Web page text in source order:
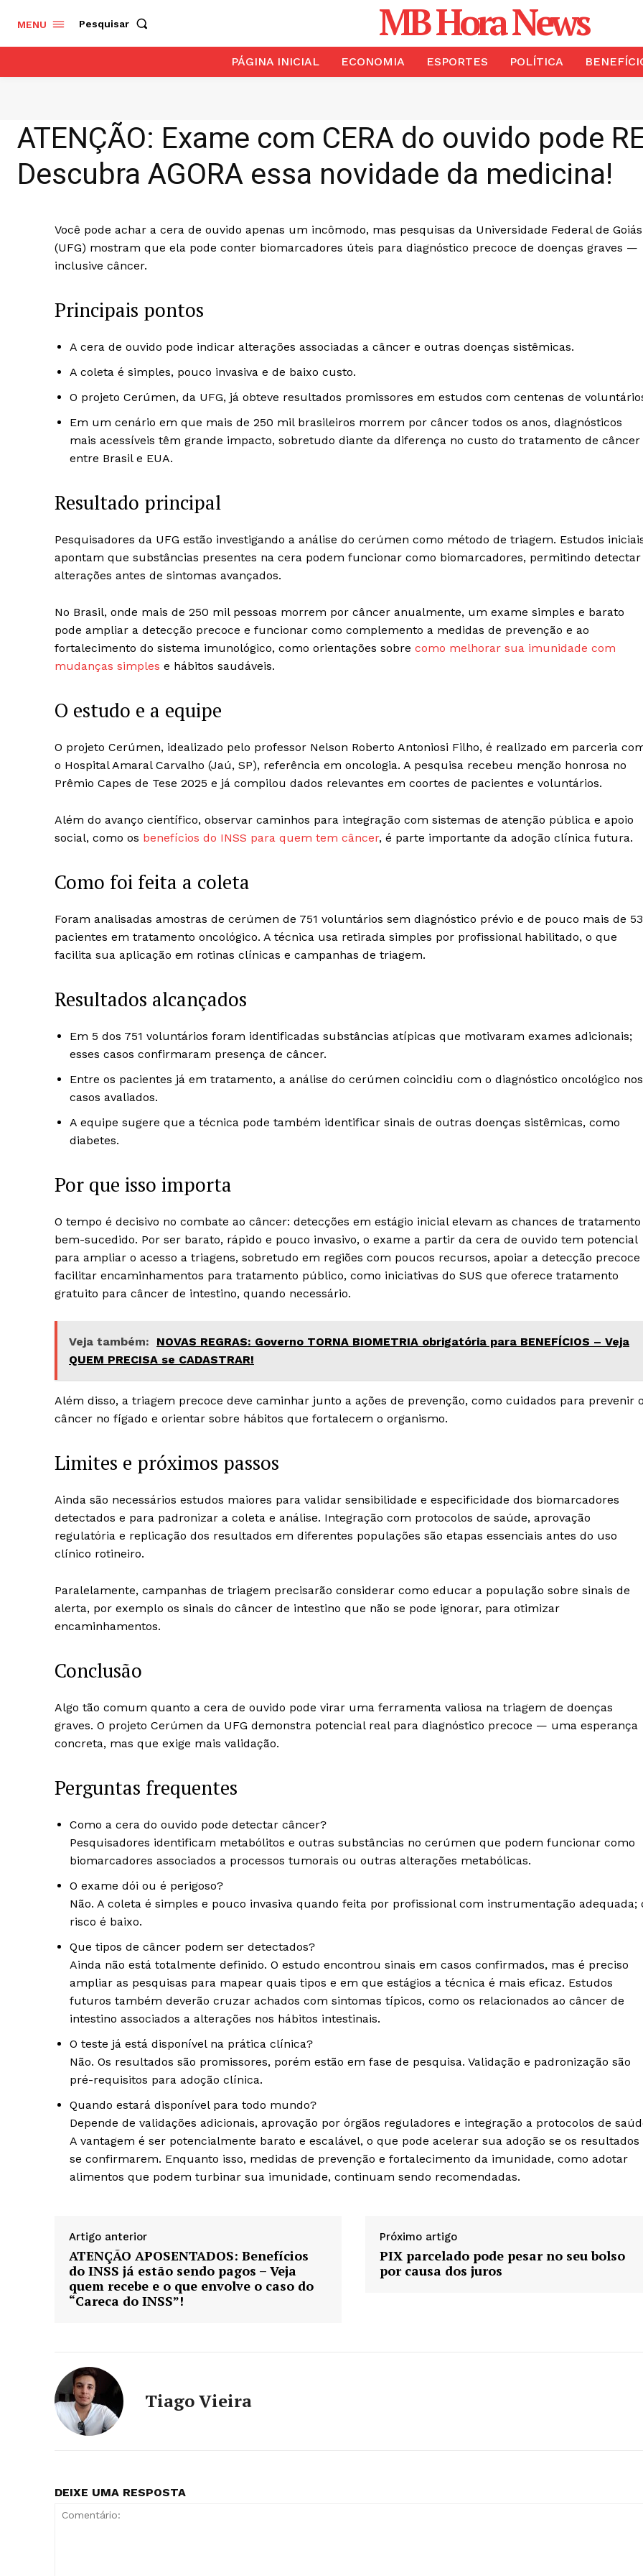
MENU Pesquisar MB Hora News
PÁGINA INICIAL ECONOMIA ESPORTES POLÍTICA
ATENÇÃO: Exame com CERA do ouvido pode
Descubra AGORA essa novidade da medicina!
Você pode achar a cera de ouvido apenas um incômodo, mas pesquisas da Universidade Federal de Goiás
(UFG) mostram que ela pode conter biomarcadores úteis para diagnóstico precoce de doenças graves —
inclusive câncer.
Principais pontos
A cera de ouvido pode indicar alterações associadas a câncer e outras doenças sistêmicas.
A coleta é simples, pouco invasiva e de baixo custo.
O projeto Cerúmen, da UFG, já obteve resultados promissores em estudos com centenas de
Em um cenário em que mais de 250 mil brasileiros morrem por câncer todos os anos, diagnósticos
mais acessíveis têm grande impacto, sobretudo diante da diferença no custo do tratamento de câncer
entre Brasil e EUA.
Resultado principal
Pesquisadores da UFG estão investigando a análise do cerúmen como método de triagem. Estudos
apontam que substâncias presentes na cera podem funcionar como biomarcadores, permitindo detectar
alterações antes de sintomas avançados.
No Brasil, onde mais de 250 mil pessoas morrem por câncer anualmente, um exame simples e barato
pode ampliar a detecção precoce e funcionar como complemento a medidas de prevenção e ao
fortalecimento do sistema imunológico, como orientações sobre como melhorar sua imunidade com
mudanças simples e hábitos saudáveis.
O estudo e a equipe
O projeto Cerúmen, idealizado pelo professor Nelson Roberto Antoniosi Filho, é realizado em parceria
o Hospital Amaral Carvalho (Jaú, SP), referência em oncologia. A pesquisa recebeu menção honrosa no
Prêmio Capes de Tese 2025 e já compilou dados relevantes em coortes de pacientes e voluntários.
Além do avanço científico, observar caminhos para integração com sistemas de atenção pública e apoio
social, como os benefícios do INSS para quem tem câncer, é parte importante da adoção clínica futura.
Como foi feita a coleta
Foram analisadas amostras de cerúmen de 751 voluntários sem diagnóstico prévio e de pouco mais de
pacientes em tratamento oncológico. A técnica usa retirada simples por profissional habilitado, o que
facilita sua aplicação em rotinas clínicas e campanhas de triagem.
Resultados alcançados
Em 5 dos 751 voluntários foram identificadas substâncias atípicas que motivaram exames adicionais;
esses casos confirmaram presença de câncer.
Entre os pacientes já em tratamento, a análise do cerúmen coincidiu com o diagnóstico oncológico nos
casos avaliados.
A equipe sugere que a técnica pode também identificar sinais de outras doenças sistêmicas, como
diabetes.
Por que isso importa
O tempo é decisivo no combate ao câncer: detecções em estágio inicial elevam as chances de tratamento
bem-sucedido. Por ser barato, rápido e pouco invasivo, o exame a partir da cera de ouvido tem potencial
para ampliar o acesso a triagens, sobretudo em regiões com poucos recursos, apoiar a detecção precoce
facilitar encaminhamentos para tratamento público, como iniciativas do SUS que oferece tratamento
gratuito para câncer de intestino, quando necessário.
Veja também:
NOVAS REGRAS: Governo TORNA BIOMETRIA obrigatória para BENEFÍCIOS – Veja
QUEM PRECISA se CADASTRAR!
Além disso, a triagem precoce deve caminhar junto a ações de prevenção, como cuidados para prevenir
câncer no fígado e orientar sobre hábitos que fortalecem o organismo.
Limites e próximos passos
Ainda são necessários estudos maiores para validar sensibilidade e especificidade dos biomarcadores
detectados e para padronizar a coleta e análise. Integração com protocolos de saúde, aprovação
regulatória e replicação dos resultados em diferentes populações são etapas essenciais antes do uso
clínico rotineiro.
Paralelamente, campanhas de triagem precisarão considerar como educar a população sobre sinais de
alerta, por exemplo os sinais do câncer de intestino que não se pode ignorar, para otimizar
encaminhamentos.
Conclusão
Algo tão comum quanto a cera de ouvido pode virar uma ferramenta valiosa na triagem de doenças
graves. O projeto Cerúmen da UFG demonstra potencial real para diagnóstico precoce — uma esperança
concreta, mas que exige mais validação.
Perguntas frequentes
Como a cera do ouvido pode detectar câncer?
Pesquisadores identificam metabólitos e outras substâncias no cerúmen que podem funcionar como
biomarcadores associados a processos tumorais ou outras alterações metabólicas.
O exame dói ou é perigoso?
Não. A coleta é simples e pouco invasiva quando feita por profissional com instrumentação adequada;
risco é baixo.
Que tipos de câncer podem ser detectados?
Ainda não está totalmente definido. O estudo encontrou sinais em casos confirmados, mas é preciso
ampliar as pesquisas para mapear quais tipos e em que estágios a técnica é mais eficaz. Estudos
futuros também deverão cruzar achados com sintomas típicos, como os relacionados ao câncer de
intestino associados a alterações nos hábitos intestinais.
O teste já está disponível na prática clínica?
Não. Os resultados são promissores, porém estão em fase de pesquisa. Validação e padronização são
pré-requisitos para adoção clínica.
Quando estará disponível para todo mundo?
Depende de validações adicionais, aprovação por órgãos reguladores e integração a protocolos de
A vantagem é ser potencialmente barato e escalável, o que pode acelerar sua adoção se os resultados
se confirmarem. Enquanto isso, medidas de prevenção e fortalecimento da imunidade, como adotar
alimentos que podem turbinar sua imunidade, continuam sendo recomendadas.
Artigo anterior
ATENÇÃO APOSENTADOS: Benefícios
do INSS já estão sendo pagos – Veja
quem recebe e o que envolve o caso do
“Careca do INSS”!
Próximo artigo
PIX parcelado pode pesar no seu bolso
por causa dos juros
Tiago Vieira
DEIXE UMA RESPOSTA